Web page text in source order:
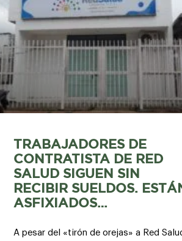
TRABAJADORES DE
CONTRATISTA DE RED
SALUD SIGUEN SIN
RECIBIR SUELDOS.
ASFIXIADOS…
A pesar del «tirón de orejas» a Red